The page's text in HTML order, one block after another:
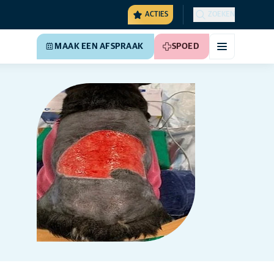
ACTIES ZOEKEN
MAAK EEN AFSPRAAK SPOED